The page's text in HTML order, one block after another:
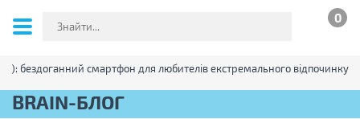
0
бездоганний смартфон для любителів екстремального відпочинку
BRAIN-БЛОГ